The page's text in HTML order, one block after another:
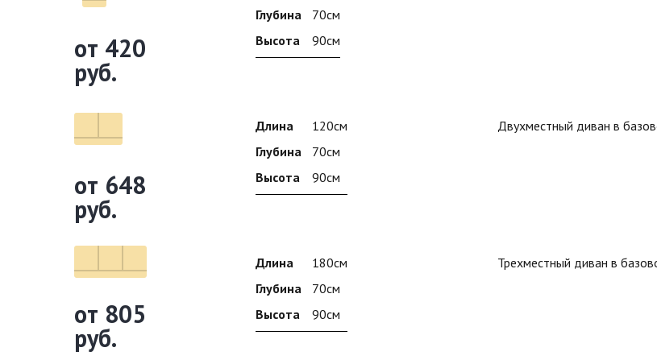
от 420
руб.
Глубина
70см
Высота
90см
от 648
руб.
Длина
120см
Глубина
70см
Высота
90см
Двухместный диван в
от 805
руб.
Длина
180см
Глубина
70см
Высота
90см
Трехместный диван в